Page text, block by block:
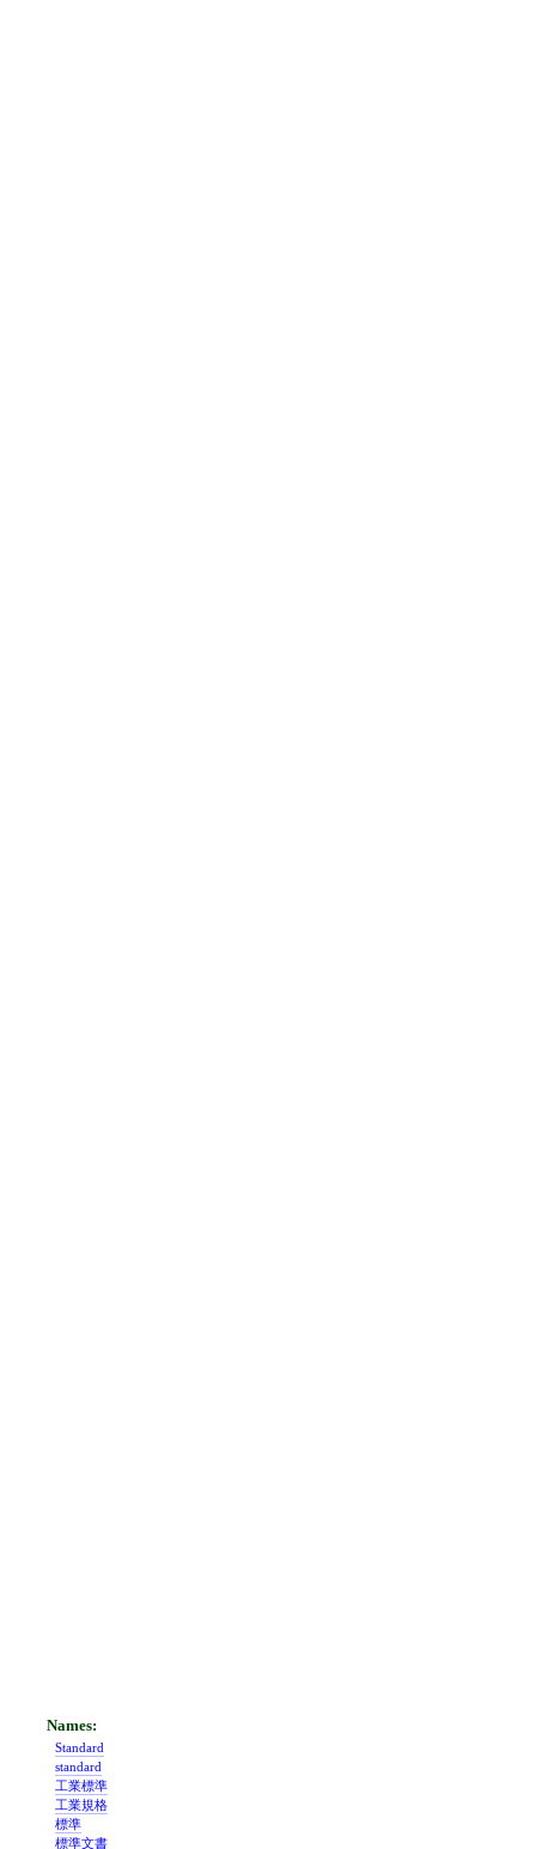
Standard
standard
工業標準
工業規格
標準
標準文書